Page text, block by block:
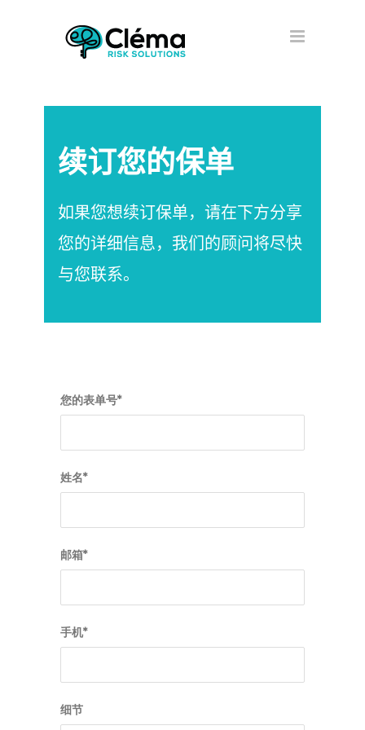
续订您的保单
如果您想续订保单，请在下方分享
您的详细信息，我们的顾问将尽快
与您联系。
您的表单号*
姓名*
邮箱*
手机*
细节